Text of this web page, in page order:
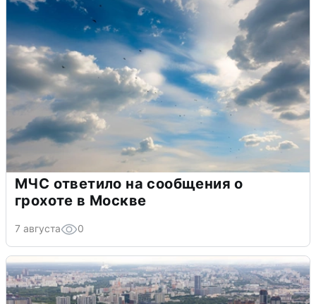
МЧС ответило на сообщения о
грохоте в Москве
7 августа 0